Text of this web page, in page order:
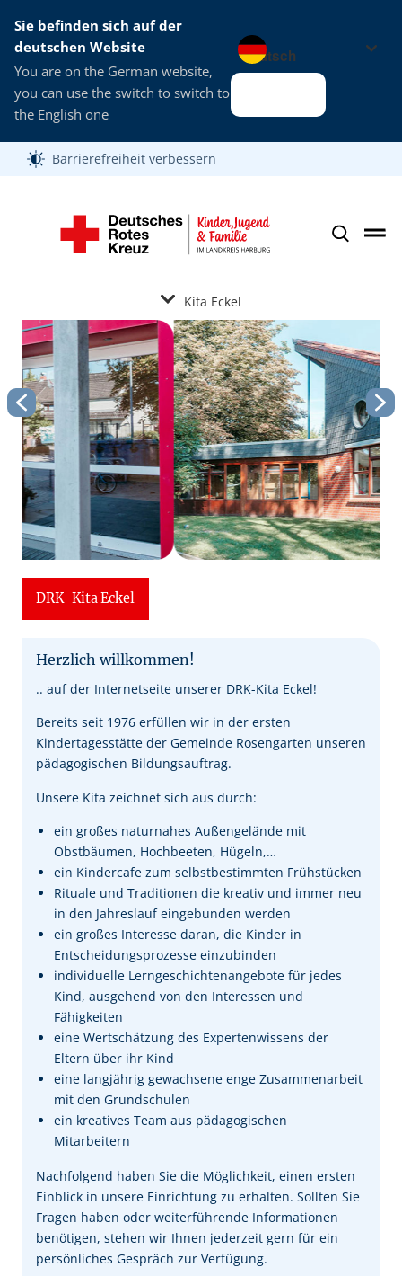
Sie befinden sich auf der
deutschen Website
You are on the German website,
you can use the switch to switch to
the English one
Sprache wechseln zu
Barrierefreiheit verbessern
Kita Eckel
DRK-Kita Eckel
Herzlich willkommen!
.. auf der Internetseite unserer DRK-Kita Eckel!
Bereits seit 1976 erfüllen wir in der ersten
Kindertagesstätte der Gemeinde Rosengarten unseren
pädagogischen Bildungsauftrag.
Unsere Kita zeichnet sich aus durch:
ein großes naturnahes Außengelände mit
Obstbäumen, Hochbeeten, Hügeln,…
ein Kindercafe zum selbstbestimmten Frühstücken
Rituale und Traditionen die kreativ und immer neu
in den Jahreslauf eingebunden werden
ein großes Interesse daran, die Kinder in
Entscheidungsprozesse einzubinden
individuelle Lerngeschichtenangebote für jedes
Kind, ausgehend von den Interessen und
Fähigkeiten
eine Wertschätzung des Expertenwissens der
Eltern über ihr Kind
eine langjährig gewachsene enge Zusammenarbeit
mit den Grundschulen
ein kreatives Team aus pädagogischen
Mitarbeitern
Nachfolgend haben Sie die Möglichkeit, einen ersten
Einblick in unsere Einrichtung zu erhalten. Sollten Sie
Fragen haben oder weiterführende Informationen
benötigen, stehen wir Ihnen jederzeit gern für ein
persönliches Gespräch zur Verfügung.